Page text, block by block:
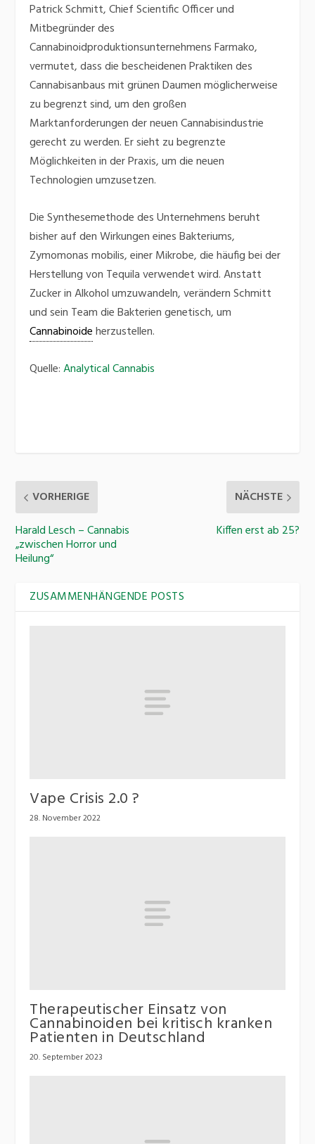
Patrick Schmitt, Chief Scientific Officer und
Mitbegründer des
Cannabinoidproduktionsunternehmens Farmako,
vermutet, dass die bescheidenen Praktiken des
Cannabisanbaus mit grünen Daumen möglicherweise
zu begrenzt sind, um den großen
Marktanforderungen der neuen Cannabisindustrie
gerecht zu werden. Er sieht zu begrenzte
Möglichkeiten in der Praxis, um die neuen
Technologien umzusetzen.
Die Synthesemethode des Unternehmens beruht
bisher auf den Wirkungen eines Bakteriums,
Zymomonas mobilis, einer Mikrobe, die häufig bei der
Herstellung von Tequila verwendet wird. Anstatt
Zucker in Alkohol umzuwandeln, verändern Schmitt
und sein Team die Bakterien genetisch, um
Cannabinoideherzustellen.
Quelle:Analytical Cannabis
VORHERIGE
Harald Lesch – Cannabis
„zwischen Horror und
Heilung“
NÄCHSTE
Kiffen erst ab 25?
ZUSAMMENHÄNGENDE POSTS
Vape Crisis 2.0 ?
28. November 2022
Therapeutischer Einsatz von
Cannabinoiden bei kritisch kranken
Patienten in Deutschland
20. September 2023